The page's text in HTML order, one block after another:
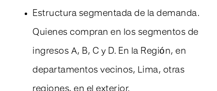
Estructura segmentada de la demanda.
Quienes compran en los segmentos de
ingresos A, B, C y D. En la Región, en
departamentos vecinos, Lima, otras
regiones, en el exterior.